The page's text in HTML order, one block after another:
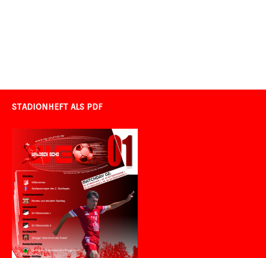
STADIONHEFT ALS PDF